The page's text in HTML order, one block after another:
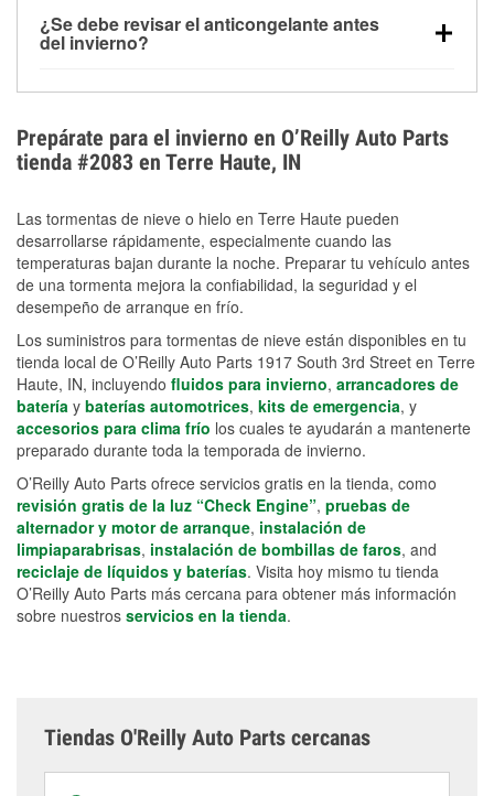
alrededor de 1 PSI por cada 10 °F que baja la
temperatura. Puedes obtener más información sobre
¿Se debe revisar el anticongelante antes
del invierno?
el sobrecalentamiento en condiciones de frío
extremo. Aprende cómo comprobar la protección
anticongelante en nuestra sección How-To.
Prepárate para el invierno en O’Reilly Auto Parts
tienda #2083 en Terre Haute, IN
Las tormentas de nieve o hielo en Terre Haute pueden
desarrollarse rápidamente, especialmente cuando las
temperaturas bajan durante la noche. Preparar tu vehículo antes
de una tormenta mejora la confiabilidad, la seguridad y el
desempeño de arranque en frío.
Los suministros para tormentas de nieve están disponibles en tu
tienda local de O’Reilly Auto Parts 1917 South 3rd Street en Terre
Haute, IN, incluyendo fluidos para invierno, arrancadores de
batería y baterías automotrices, kits de emergencia, y
accesorios para clima frío los cuales te ayudarán a mantenerte
preparado durante toda la temporada de invierno.
O’Reilly Auto Parts ofrece servicios gratis en la tienda, como
revisión gratis de la luz “Check Engine”, pruebas de
alternador y motor de arranque, instalación de
limpiaparabrisas, instalación de bombillas de faros, and
reciclaje de líquidos y baterías. Visita hoy mismo tu tienda
O’Reilly Auto Parts más cercana para obtener más información
sobre nuestros servicios en la tienda.
Tiendas O'Reilly Auto Parts cercanas